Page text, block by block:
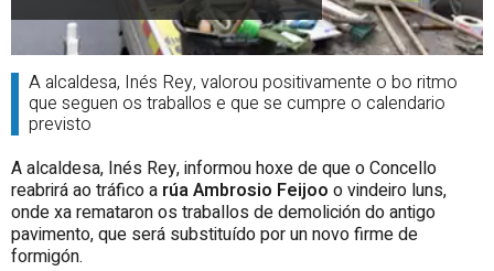
A alcaldesa, Inés Rey, valorou positivamente o bo ritmo
que seguen os traballos e que se cumpre o calendario
previsto
A alcaldesa, Inés Rey, informou hoxe de que o Concello
reabrirá ao tráfico a rúa Ambrosio Feijoo o vindeiro luns,
onde xa remataron os traballos de demolición do antigo
pavimento, que será substituído por un novo firme de
formigón.